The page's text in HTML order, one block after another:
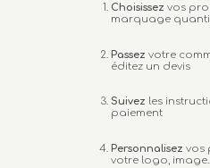
Choisissez vos
marquage
Passez votre
éditez un devis
Suivez les
paiement
Personnalisez vos
votre logo,